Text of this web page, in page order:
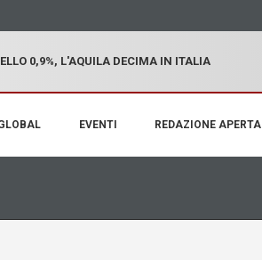
0,9%, L'AQUILA DECIMA IN ITALIA
EVENTI REDAZIONE APERTA